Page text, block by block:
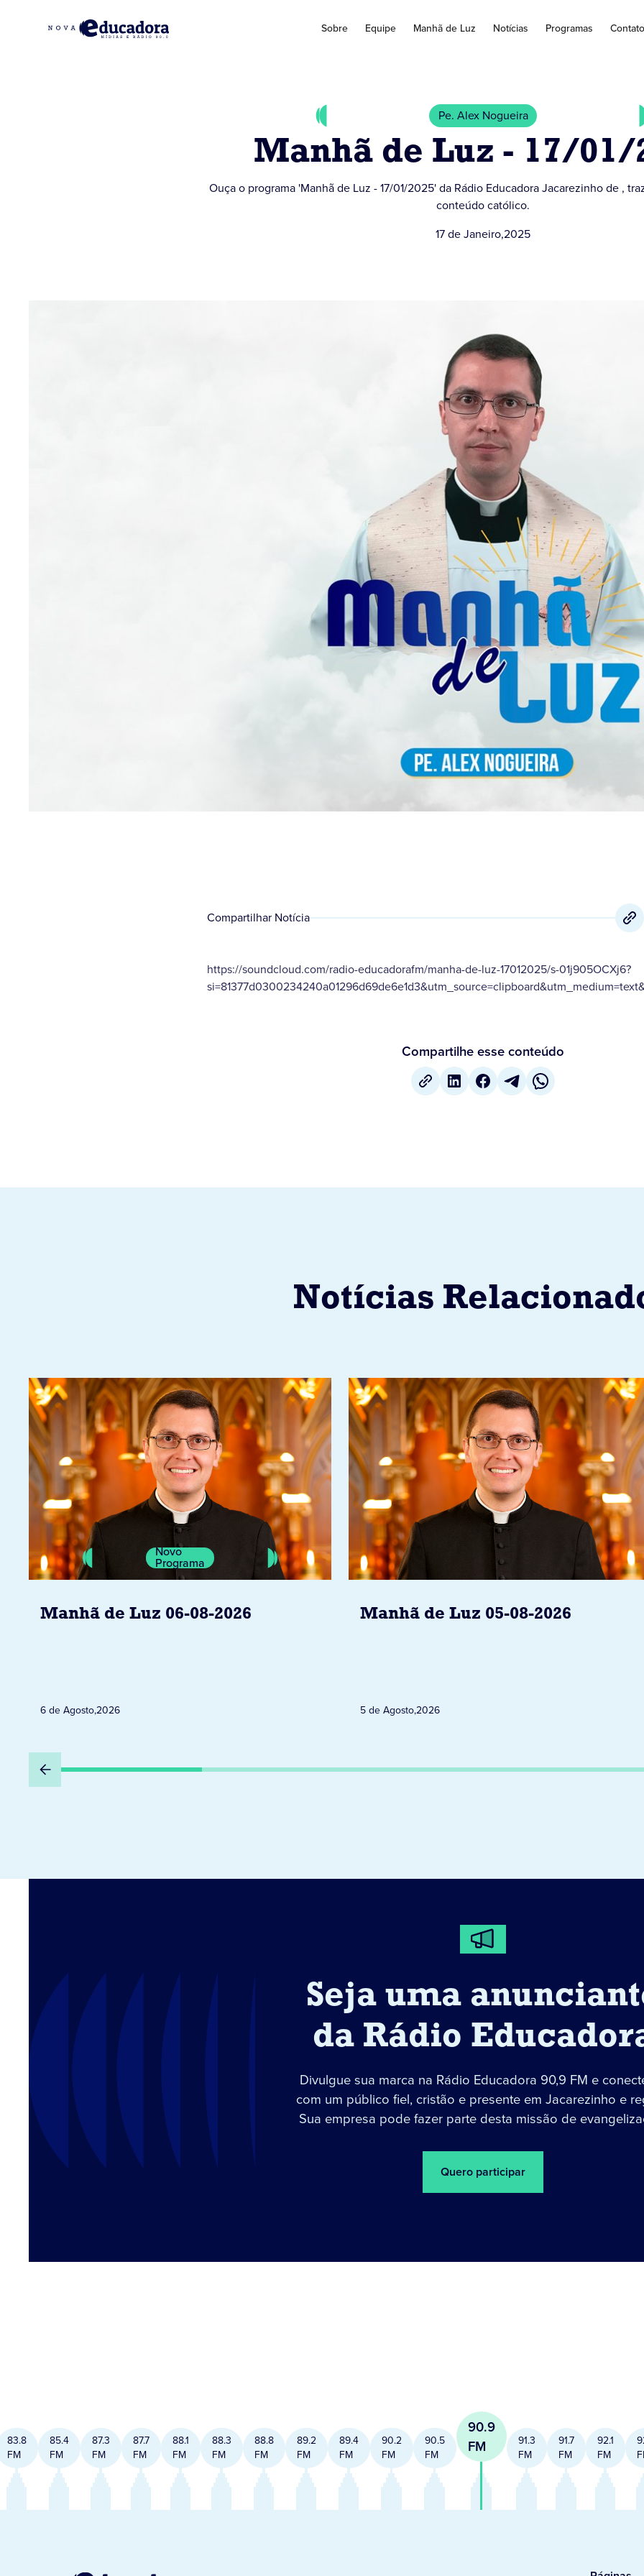
Sobre Equipe Manhã de Luz Notícias Programas Contato
Pe. Alex Nogueira
Manhã de Luz - 17/01/
Ouça o programa 'Manhã de Luz - 17/01/2025' da Rádio Educadora Jacarezinho de ,
conteúdo católico.
17 de Janeiro,2025
Compartilhar Notícia
https://soundcloud.com/radio-educadorafm/manha-de-luz-17012025/s-01j905OCXj6?
Compartilhe esse conteúdo
Notícias
Novo
Programa
Manhã de Luz 06-08-2026
6 de Agosto,2026
Manhã de Luz 05-08-2026
5 de Agosto,2026
Seja uma
da Rádio
Divulgue sua marca na Rádio Educadora 90,9 FM e
com um público fiel, cristão e presente em Jacarezinho e
Sua empresa pode fazer parte desta missão de
Quero participar
83.8
FM
85.4
FM
87.3
FM
87.7
FM
88.1
FM
88.3
FM
88.8
FM
89.2
FM
89.4
FM
90.2
FM
90.5
FM
90.9
FM
91.3
FM
91.7
FM
92.1
FM